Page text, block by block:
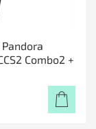
Combo2 +